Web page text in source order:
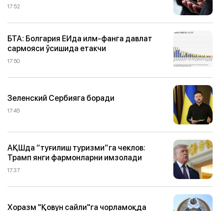
17:52
БТА: Болгария ЕИда илм-фанга давлат
сармояси ўсишида етакчи
17:50
Зеленский Сербияга боради
17:45
АҚШда “туғилиш туризми”га чеклов:
Трамп янги фармонларни имзолади
17:37
Хоразм "Қовун сайли"га чорламоқда